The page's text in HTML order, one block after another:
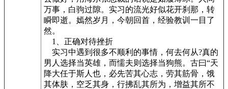
万事，白驹过隙。实习的流光好似花开刹那，转
瞬即逝。嫣然岁月，今朝回首，经验教训一目了
然。
1、正确对待挫折
实习中遇到很多不顺利的事情，何去何从?真的
男人选择当英雄，而懦夫则选择当狗熊。古曰“天
降大任于斯人也，必先苦其心志，劳其筋骨，饿
其体肤，空乏其身，行拂乱其所为，增益其所不